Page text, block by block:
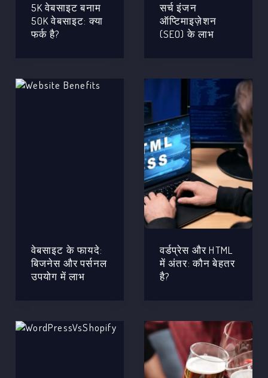
5K वेबसाइट बनाम
50K वेबसाइट: क्या
फर्क है?
सर्च इंजन
ऑप्टिमाइज़ेशन
(SEO) के लाभ
वेबसाइट के फायदे:
बिजनेस और पर्सनल
उपयोग में लाभ
वर्डप्रेस और HTML
में अंतर: कौन बेहतर
है?